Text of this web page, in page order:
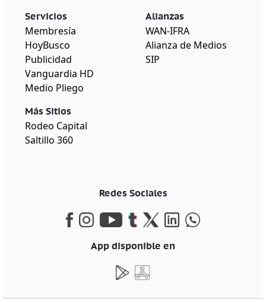
Servicios
Membresía
HoyBusco
Publicidad
Vanguardia HD
Medio Pliego
Más Sitios
Rodeo Capital
Saltillo 360
Alianzas
WAN-IFRA
Alianza de Medios
SIP
Redes Sociales
App disponible en